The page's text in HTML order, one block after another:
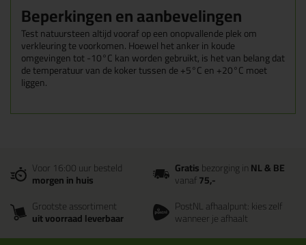
Beperkingen en aanbevelingen
Test natuursteen altijd vooraf op een onopvallende plek om
verkleuring te voorkomen. Hoewel het anker in koude
omgevingen tot -10°C kan worden gebruikt, is het van belang dat
de temperatuur van de koker tussen de +5°C en +20°C moet
liggen.
Voor 16:00 uur besteld
morgen in huis
Gratisbezorging inNL & BE
vanaf75,-
Grootste assortiment
uit voorraad leverbaar
PostNL afhaalpunt: kies zelf
wanneer je afhaalt